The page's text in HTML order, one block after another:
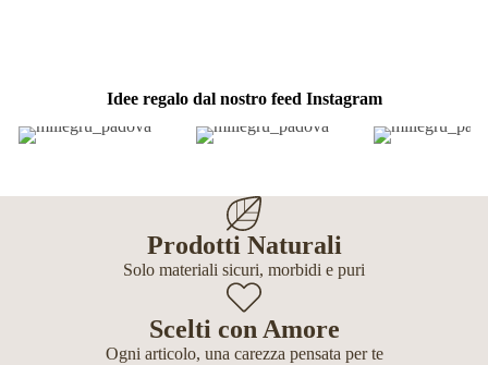
Idee regalo dal nostro feed Instagram
Prodotti Naturali
Solo materiali sicuri, morbidi e puri
Scelti con Amore
Ogni articolo, una carezza pensata per te